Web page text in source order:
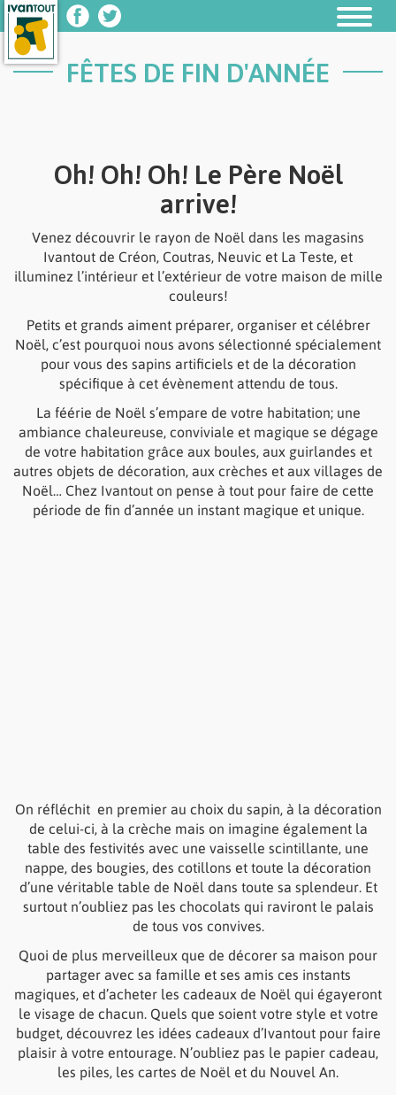
Ivantout
Facebook
Ivantout
Twitter
FÊTES DE FIN D'ANNÉE
Oh! Oh! Oh! Le Père Noël
arrive!
Venez découvrir le rayon de Noël dans les magasins
Ivantout de Créon, Coutras, Neuvic et La Teste, et
illuminez l’intérieur et l’extérieur de votre maison de mille
couleurs!
Petits et grands aiment préparer, organiser et célébrer
Noël, c’est pourquoi nous avons sélectionné spécialement
pour vous des sapins artificiels et de la décoration
spécifique à cet évènement attendu de tous.
La féérie de Noël s’empare de votre habitation; une
ambiance chaleureuse, conviviale et magique se dégage
de votre habitation grâce aux boules, aux guirlandes et
autres objets de décoration, aux crèches et aux villages de
Noël… Chez Ivantout on pense à tout pour faire de cette
période de fin d’année un instant magique et unique.
On réfléchit en premier au choix du sapin, à la décoration
de celui-ci, à la crèche mais on imagine également la
table des festivités avec une vaisselle scintillante, une
nappe, des bougies, des cotillons et toute la décoration
d’une véritable table de Noël dans toute sa splendeur. Et
surtout n’oubliez pas les chocolats qui raviront le palais
de tous vos convives.
Quoi de plus merveilleux que de décorer sa maison pour
partager avec sa famille et ses amis ces instants
magiques, et d’acheter les cadeaux de Noël qui égayeront
le visage de chacun. Quels que soient votre style et votre
budget, découvrez les idées cadeaux d’Ivantout pour faire
plaisir à votre entourage. N’oubliez pas le papier cadeau,
les piles, les cartes de Noël et du Nouvel An.